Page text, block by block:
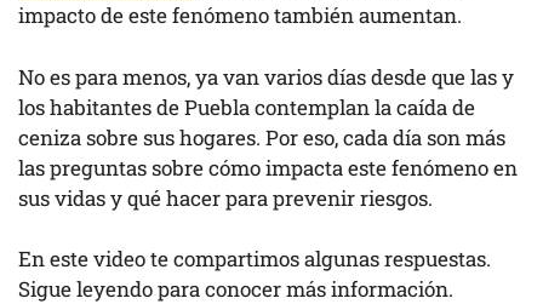
impacto de este fenómeno también aumentan.
No es para menos, ya van varios días desde que las y
los habitantes de Puebla contemplan la caída de
ceniza sobre sus hogares. Por eso, cada día son más
las preguntas sobre cómo impacta este fenómeno en
sus vidas y qué hacer para prevenir riesgos.
En este video te compartimos algunas respuestas.
Sigue leyendo para conocer más información.